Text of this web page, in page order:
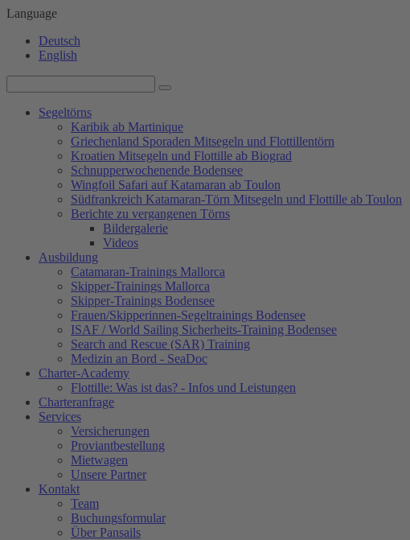
Language
Deutsch
English
Segeltörns
Karibik ab Martinique
Griechenland Sporaden Mitsegeln und Flottillentörn
Kroatien Mitsegeln und Flottille ab Biograd
Schnupperwochenende Bodensee
Wingfoil Safari auf Katamaran ab Toulon
Südfrankreich Katamaran-Törn Mitsegeln und Flottille ab Toulon
Berichte zu vergangenen Törns
Bildergalerie
Videos
Ausbildung
Catamaran-Trainings Mallorca
Skipper-Trainings Mallorca
Skipper-Trainings Bodensee
Frauen/Skipperinnen-Segeltrainings Bodensee
ISAF / World Sailing Sicherheits-Training Bodensee
Search and Rescue (SAR) Training
Medizin an Bord - SeaDoc
Charter-Academy
Flottille: Was ist das? - Infos und Leistungen
Charteranfrage
Services
Versicherungen
Proviantbestellung
Mietwagen
Unsere Partner
Kontakt
Team
Buchungsformular
Über Pansails